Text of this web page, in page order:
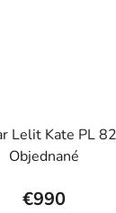
Lelit Kate PL
Objednané
€990